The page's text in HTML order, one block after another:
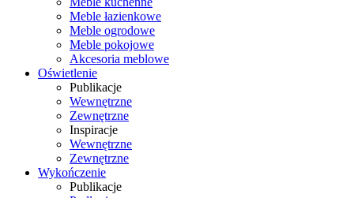
Meble łazienkowe
Meble ogrodowe
Meble pokojowe
Akcesoria meblowe
Oświetlenie
Publikacje
Wewnętrzne
Zewnętrzne
Inspiracje
Wewnętrzne
Zewnętrzne
Wykończenie
Publikacje